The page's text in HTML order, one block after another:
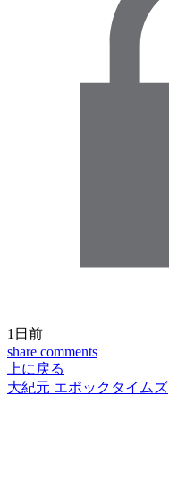
1日前
share comments
上に戻る
大紀元 エポックタイムズ